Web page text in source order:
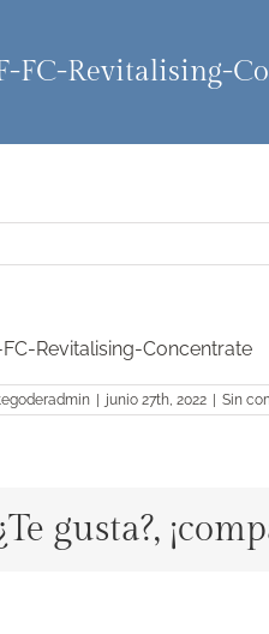
FC-Revitalising-
FC-Revitalising-Concentrate
junio 27th, 2022 Sin
gusta?,